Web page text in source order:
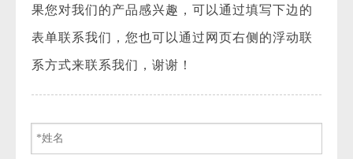
果您对我们的产品感兴趣，可以通过填写下边的
表单联系我们，您也可以通过网页右侧的浮动联
系方式来联系我们，谢谢！